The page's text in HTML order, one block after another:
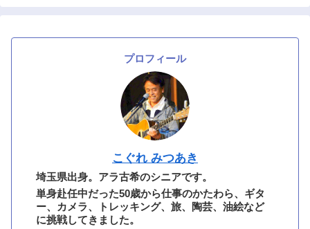
プロフィール
こぐれ みつあき
埼玉県出身。アラ古希のシニアです。
単身赴任中だった50歳から仕事のかたわら、ギタ
ー、カメラ、トレッキング、旅、陶芸、油絵など
に挑戦してきました。